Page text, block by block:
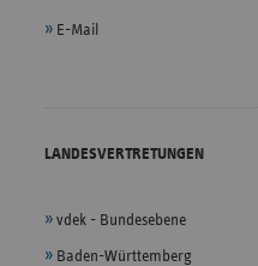
E-Mail
LANDESVERTRETUNGEN
vdek - Bundesebene
Baden-Württemberg